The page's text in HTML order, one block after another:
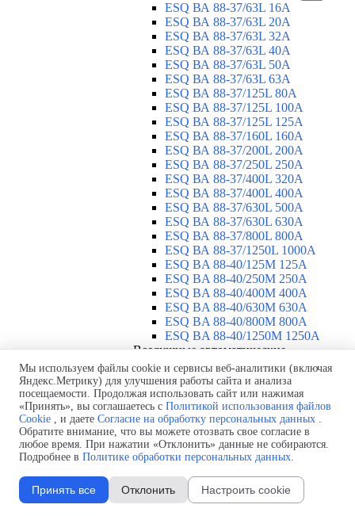
ESQ ВА 88-37/63L 16A
ESQ ВА 88-37/63L 20A
ESQ ВА 88-37/63L 32A
ESQ ВА 88-37/63L 40A
ESQ ВА 88-37/63L 50A
ESQ ВА 88-37/63L 63A
ESQ ВА 88-37/125L 80A
ESQ ВА 88-37/125L 100A
ESQ ВА 88-37/125L 125A
ESQ ВА 88-37/160L 160A
ESQ ВА 88-37/200L 200A
ESQ ВА 88-37/250L 250A
ESQ ВА 88-37/400L 320A
ESQ ВА 88-37/400L 400A
ESQ ВА 88-37/630L 500A
ESQ ВА 88-37/630L 630A
ESQ ВА 88-37/800L 800A
ESQ ВА 88-37/1250L 1000A
ESQ BA 88-40/125M 125A
ESQ BA 88-40/250M 250A
ESQ BA 88-40/400M 400A
ESQ BA 88-40/630М 630A
ESQ BA 88-40/800M 800A
ESQ BA 88-40/1250М 1250A
Воздушные автоматические
выключатели
▼
ESQ ВА99-40B 3F M2C2S2 M
2500A
ESQ ВА99-40A 3F M2C2S2 М
800A
ESQ ВА99-40A 3F M2C2S2 М
630A
ESQ ВА99-40A 3F M2C2S2 М
2000A
ESQ ВА99-40A 3F M2C2S2 М
Мы используем файлы cookie и сервисы веб-аналитики (включая
Яндекс.Метрику) для улучшения работы сайта и анализа
посещаемости. Продолжая использовать сайт или нажимая
«Принять», вы соглашаетесь с Политикой использования файлов
Cookie , и даете Согласие на обработку персональных данных .
Обратите внимание, что вы можете отозвать свое согласие в
любое время. При нажатии «Отклонить» данные не собираются.
Подробнее в Политике обработки персональных данных.
Принять все Отклонить Настроить cookie